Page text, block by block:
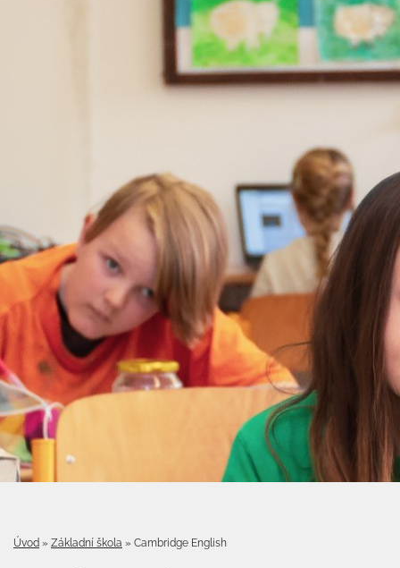
Úvod » Základní škola » Cambridge English